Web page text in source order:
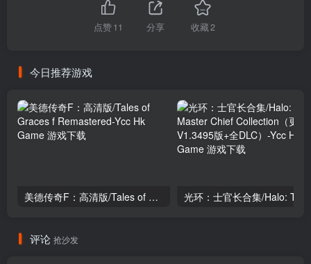
点赞11 分享 收藏2
今日推荐游戏
美德传奇F：高清版/Tales of Graces f Remastered
评论 抢沙发